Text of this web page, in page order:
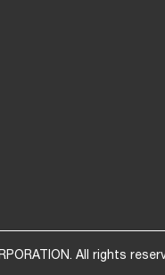
All rights